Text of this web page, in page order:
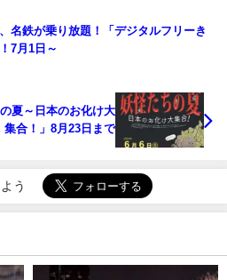
名鉄が乗り放題！「デジタルフリーき
7月1日～
夏～日本のお化け大
集合！」8月23日まで
う